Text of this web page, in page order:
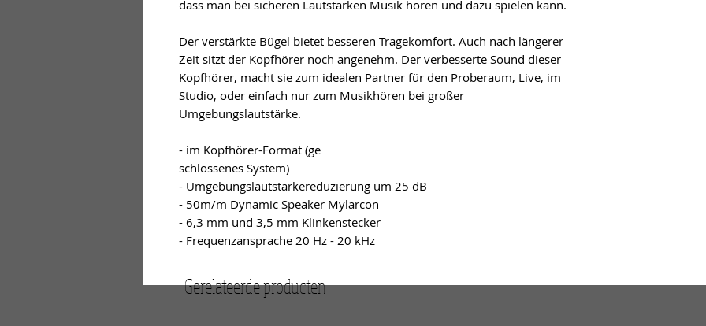
dass man bei sicheren Lautstärken Musik hören und dazu spielen kann.
Der verstärkte Bügel bietet besseren Tragekomfort. Auch nach längerer
Zeit sitzt der Kopfhörer noch angenehm. Der verbesserte Sound dieser
Kopfhörer, macht sie zum idealen Partner für den Proberaum, Live, im
Studio, oder einfach nur zum Musikhören bei großer
Umgebungslautstärke.
- im Kopfhörer-Format (ge
schlossenes System)
- Umgebungslautstärkereduzierung um 25 dB
- 50m/m Dynamic Speaker Mylarcon
- 6,3 mm und 3,5 mm Klinkenstecker
- Frequenzansprache 20 Hz - 20 kHz
Gerelateerde producten